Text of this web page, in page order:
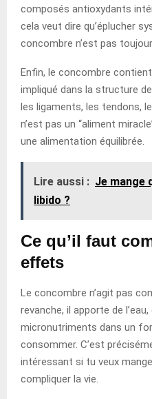
composés antioxydants
cela veut dire qu’éplucher
concombre n’est pas
Enfin, le concombre
impliqué dans la structure
les ligaments, les tendons,
n’est pas un “aliment
une alimentation équilibrée.
Lire aussi : Je mange
libido ?
Ce qu’il faut
effets
Le concombre n’agit pas
revanche, il apporte de
micronutriments dans un
consommer. C’est
intéressant si tu veux
compliquer la vie.